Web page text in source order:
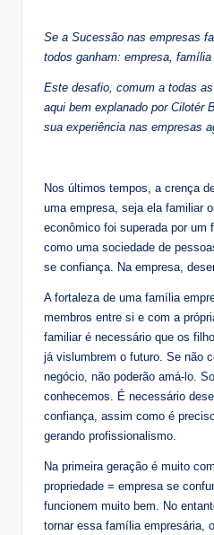
Se a Sucessão nas empresas
todos ganham: empresa, família
Este desafio, comum a todas
aqui bem explanado por Cilotér
sua experiência nas empresas
Nos últimos tempos, a crença
uma empresa, seja ela familiar
econômico foi superada por um
como uma sociedade de
se confiança. Na empresa,
A fortaleza de uma família
membros entre si e com a
familiar é necessário que os
já vislumbrem o futuro. Se não
negócio, não poderão amá-lo.
conhecemos. É necessário
confiança, assim como é
gerando profissionalismo.
Na primeira geração é muito
propriedade = empresa se
funcionem muito bem. No
tornar essa família empresária,